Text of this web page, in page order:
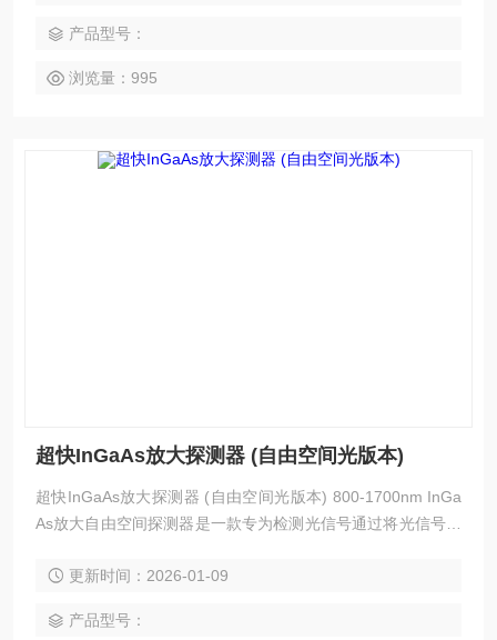
外差激光拍频信号。该探测器可根据客户要求定制。
产品型号：
浏览量：995
超快InGaAs放大探测器 (自由空间光版本)
超快InGaAs放大探测器 (自由空间光版本) 800-1700nm InGa
As放大自由空间探测器是一款专为检测光信号通过将光信号转
高增益和高带宽，并保持低噪声。该探测器可用于微弱光信号
拍信号。该探测器可根据客户要求定制。
更新时间：2026-01-09
产品型号：